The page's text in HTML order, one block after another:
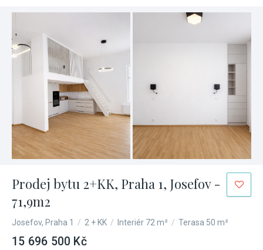
Prodej bytu 2+KK, Praha 1, Josefov -
71,9m2
Josefov, Praha 1 / 2 + KK / Interiér 72 m² / Terasa 50 m²
15 696 500 Kč